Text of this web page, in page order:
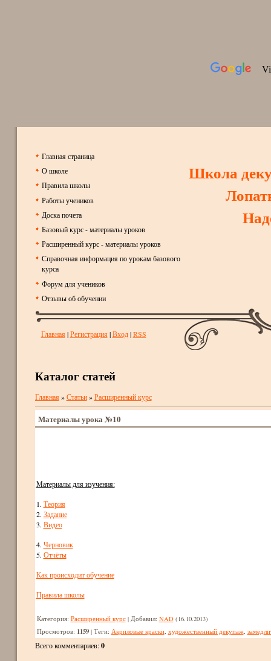
Главная страница
О школе
Правила школы
Работы учеников
Доска почета
Базовый курс - материалы уроков
Расширенный курс - материалы уроков
Справочная информация по урокам базового
курса
Форум для учеников
Отзывы об обучении
Школа
Главная |Регистрация |Вход|RSS
Каталог статей
Главная »Статьи»Расширенный курс
Материалы урока №10
Материалы для изучения:
1. Теория
2. Задание
3. Видео
4. Черновик
5. Отчёты
Как происходит обучение
Правила школы
Категория: Расширенный курс| Добавил: NAD(16.10.2013)
Просмотров: 1159| Теги: Акриловые краски, художественный декупаж,
Всего комментариев:0